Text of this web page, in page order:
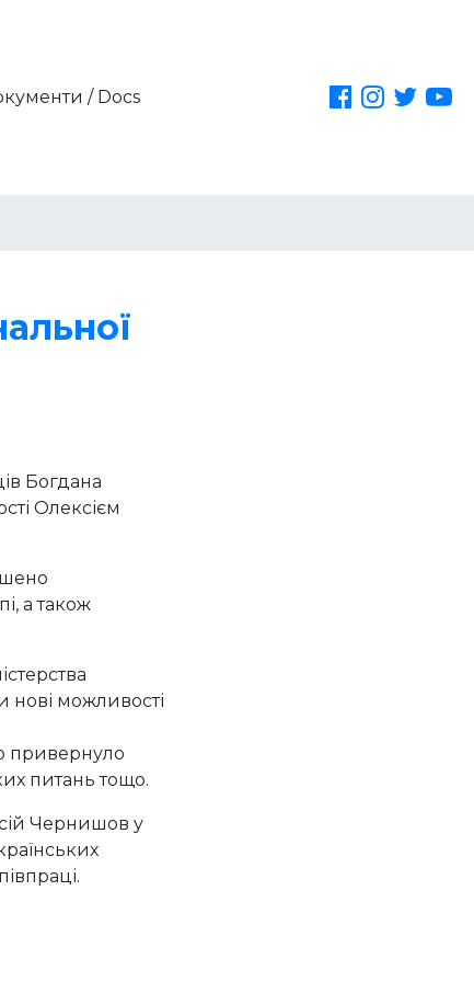
/ Docs
Богдана
Олексієм
а також
нові можливості
привернуло
питань тощо.
Чернишов у